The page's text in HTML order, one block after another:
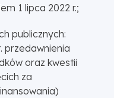
1 lipca 2022 r.;
publicznych:
przedawnienia
oraz kwestii
za